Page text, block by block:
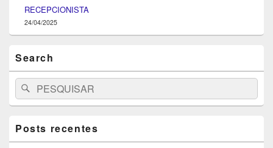
RECEPCIONISTA
24/04/2025
Search
Search
for:
Pesquisar
Posts recentes